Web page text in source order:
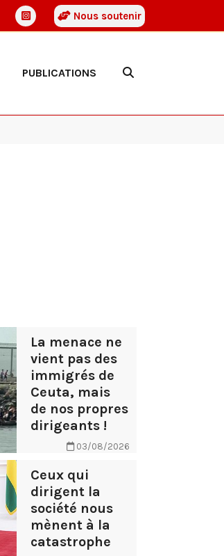
Nous soutenir
PUBLICATIONS
La menace ne
vient pas des
immigrés de
Ceuta, mais
de nos propres
dirigeants !
03/08/2026
Ceux qui
dirigent la
société nous
mènent à la
catastrophe